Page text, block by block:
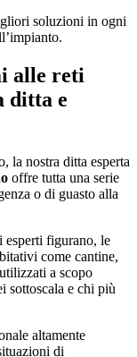
soluzioni in ogni
alle reti
ditta e
la nostra ditta esperta
offre tutta una serie
o di guasto alla
figurano, le
come cantine,
a scopo
sottoscala e chi più
altamente
di